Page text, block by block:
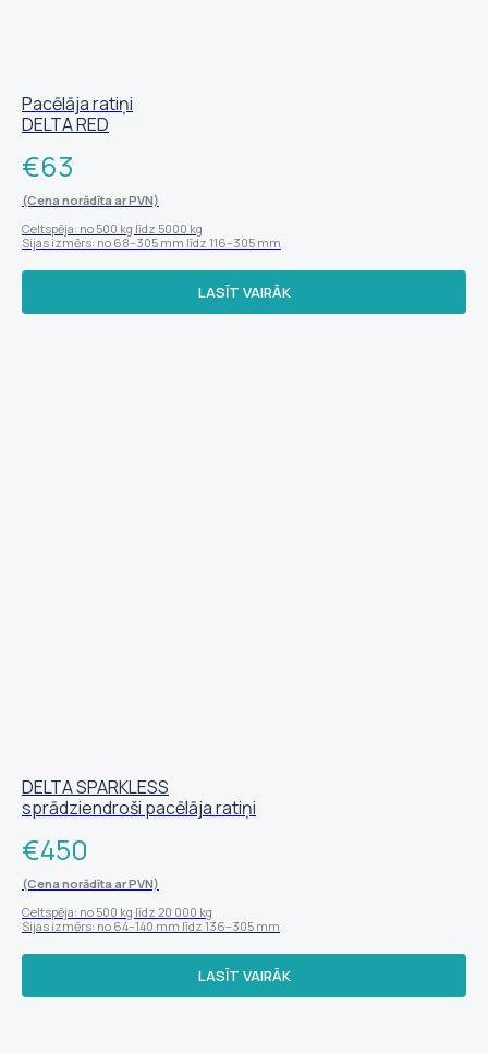
Pacēlāja ratiņi
DELTA RED
€63
(Cena norādīta ar PVN)
Celtspēja: no 500 kg līdz 5000 kg
Sijas izmērs: no 68–305 mm līdz 116–305 mm
LASĪT VAIRĀK
DELTA SPARKLESS
sprādziendroši pacēlāja ratiņi
€450
(Cena norādīta ar PVN)
Celtspēja: no 500 kg līdz 20 000 kg
Sijas izmērs: no 64–140 mm līdz 136–305 mm
LASĪT VAIRĀK